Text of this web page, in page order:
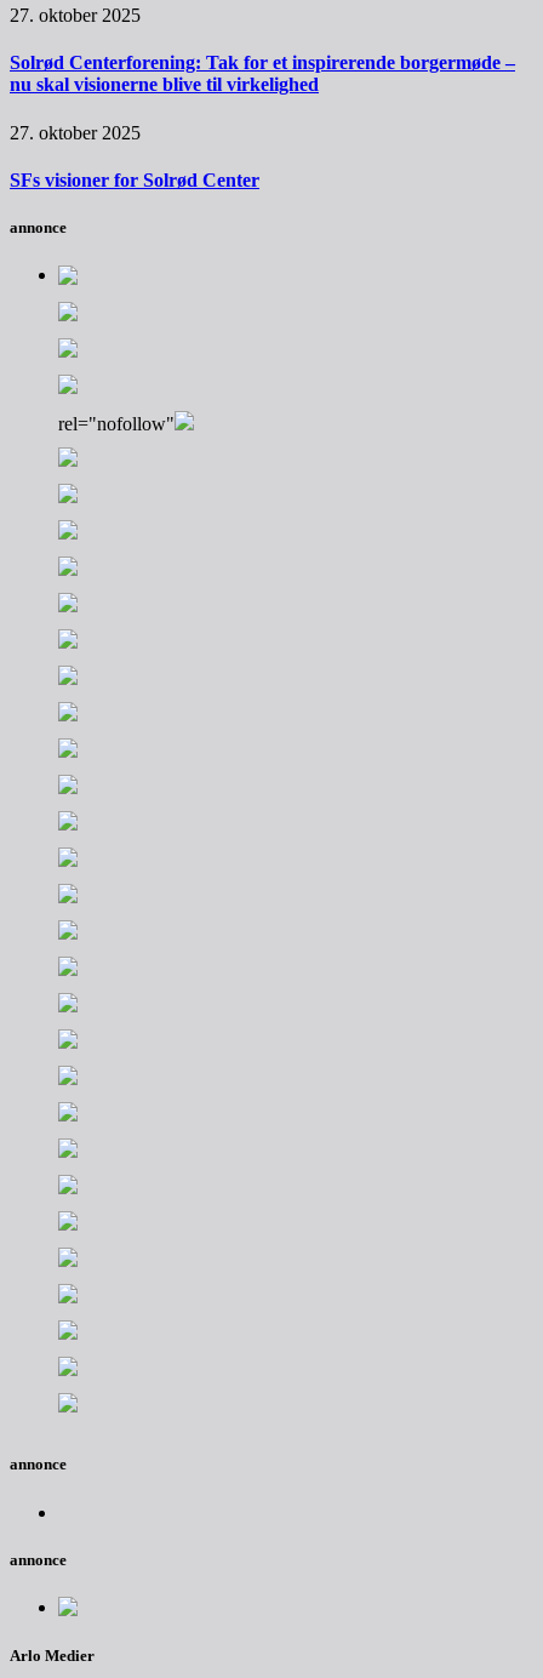
27. oktober 2025
Solrød Centerforening: Tak for et inspirerende borgermøde –
nu skal visionerne blive til virkelighed
27. oktober 2025
SFs visioner for Solrød Center
annonce
rel="nofollow"
annonce
annonce
Arlo Medier